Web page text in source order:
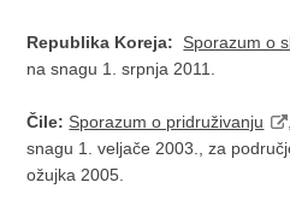
Republika Koreja: Sporazum o
na snagu 1. srpnja 2011.
Čile: Sporazum o pridruživanju
snagu 1. veljače 2003., za
ožujka 2005.